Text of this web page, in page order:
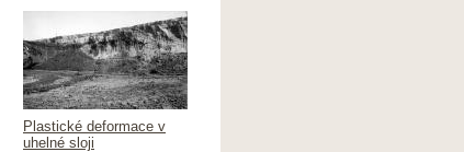
Plastické deformace v
uhelné sloji